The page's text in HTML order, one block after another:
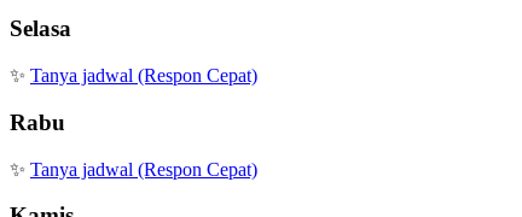
Selasa
✨ Tanya jadwal (Respon Cepat)
Rabu
✨ Tanya jadwal (Respon Cepat)